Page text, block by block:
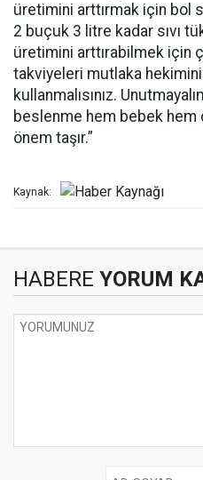
üretimini arttırmak için bol
2 buçuk 3 litre kadar sıvı
üretimini arttırabilmek için
takviyeleri mutlaka
kullanmalısınız.
beslenme hem bebek
önem taşır.”
Kaynak:
HABERE YORUM